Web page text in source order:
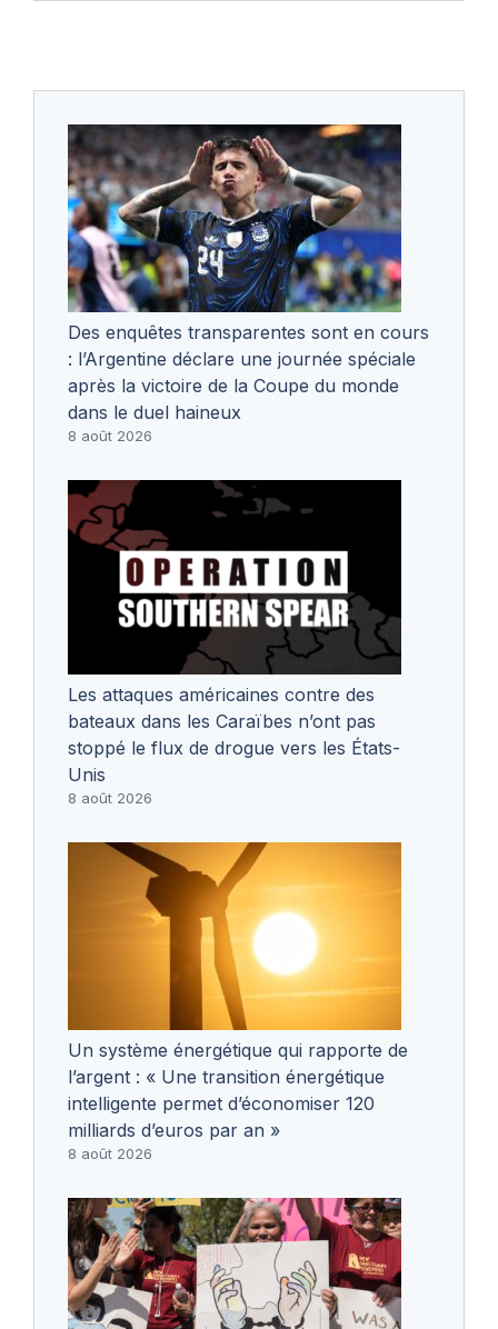
Des enquêtes transparentes sont en cours
: l’Argentine déclare une journée spéciale
après la victoire de la Coupe du monde
dans le duel haineux
8 août 2026
Les attaques américaines contre des
bateaux dans les Caraïbes n’ont pas
stoppé le flux de drogue vers les États-
Unis
8 août 2026
Un système énergétique qui rapporte de
l’argent : « Une transition énergétique
intelligente permet d’économiser 120
milliards d’euros par an »
8 août 2026